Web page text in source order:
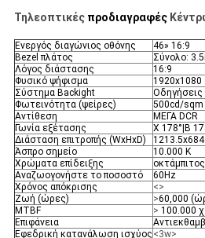
Τηλεοπτικές προδιαγραφές
Ενεργός διαγώνιος οθόνης
46» 16:9
Bezel πλάτος
Σύνολο:
Λόγος διάστασης
16:9
Φυσικό ψήφισμα
1920x1080
Σύστημα Backight
Οδηγήσεις
Φωτεινότητα (ψείρες)
500cd/sqm
Αντίθεση
ΜΕΓΑ DCR
Γωνία εξέτασης
Χ 178°|Β
Διάσταση επιτροπής (WxHxD)
Άσπρο σημείο
10.000 Κ
Χρώματα επίδειξης
Αναζωογονήστε το ποσοστό
60Hz
Χρόνος απόκρισης
<>
Ζωή (ώρες)
>60,000
MTBF
> 100.000 χ
Επιφάνεια
Εφεδρική κατανάλωση ισχύος <3w>